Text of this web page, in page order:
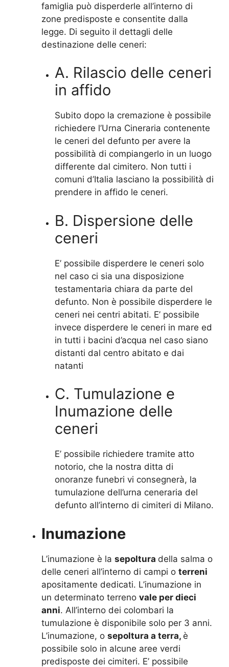
famiglia può disperderle all’interno di
zone predisposte e consentite dalla
legge. Di seguito il dettagli delle
destinazione delle ceneri:
A. Rilascio delle ceneri
in affido
Subito dopo la cremazione è possibile
richiedere l’Urna Cineraria contenente
le ceneri del defunto per avere la
possibilità di compiangerlo in un luogo
differente dal cimitero. Non tutti i
comuni d’Italia lasciano la possibilità di
prendere in affido le ceneri.
B. Dispersione delle
ceneri
E’ possibile disperdere le ceneri solo
nel caso ci sia una disposizione
testamentaria chiara da parte del
defunto. Non è possibile disperdere le
ceneri nei centri abitati. E’ possibile
invece disperdere le ceneri in mare ed
in tutti i bacini d’acqua nel caso siano
distanti dal centro abitato e dai
natanti
C. Tumulazione e
Inumazione delle
ceneri
E’ possibile richiedere tramite atto
notorio, che la nostra ditta di
onoranze funebri vi consegnerà, la
tumulazione dell’urna ceneraria del
defunto all’interno di cimiteri di Milano.
Inumazione
L’inumazione è la sepoltura della salma o
delle ceneri all’interno di campi o terreni
apositamente dedicati. L’inumazione in
un determinato terreno vale per dieci
anni. All’interno dei colombari la
tumulazione è disponibile solo per 3 anni.
L’inumazione, o sepoltura a terra, è
possibile solo in alcune aree verdi
predisposte dei cimiteri. E’ possibile